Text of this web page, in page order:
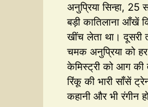
अनुप्रिया सिन्हा,
बड़ी कातिलाना आँखें
खींच लेता था। दूसरी
चमक अनुप्रिया को
केमिस्ट्री को आग की
रिंकू की भारी साँसें
कहानी और भी रंगीन